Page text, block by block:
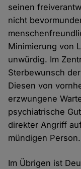
seinen
nicht
Minimierung von
unwürdig. Im
Sterbewunsch
Diesen von
erzwungene
psychiatrische
direkter Angriff
mündigen Person.
Im Übrigen ist